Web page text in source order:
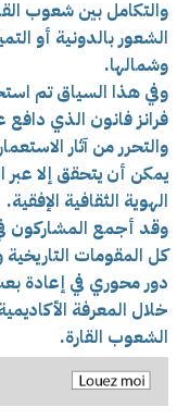
والتكامل بين شعوب
الشعور بالدونية أو
وشمالها.
وفي هذا السياق تم
فرانز فانون الذي دافع
والتحرر من آثار
يمكن أن يتحقق إلا عبر
الهوية الثقافية الإفقية.
وقد أجمع المشاركون
كل المقومات التاريخية
دور محوري في إعادة
خلال المعرفة
الشعوب القارة.